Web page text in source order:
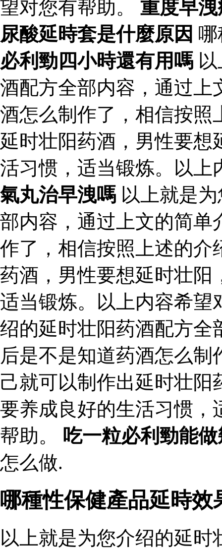
望对您有帮助。 重度早
尿酸延時套是什麼原因
必利勁四小時還有用嗎
酒配方全部内容，通过上
酒怎么制作了，相信按照
延时壮阳药酒，男性要想
活习惯，适当锻炼。以
氣丸治早洩嗎 以上就是
部内容，通过上文的简单
作了，相信按照上述的介
药酒，男性要想延时壮阳
适当锻炼。以上内容希望
绍的延时壮阳药酒配方全
后是不是知道药酒怎么
己就可以制作出延时壮
要养成良好的生活习惯，
帮助。 吃一粒必利勁能
怎么做.
哪種性保健產品延時
以上就是为您介绍的延